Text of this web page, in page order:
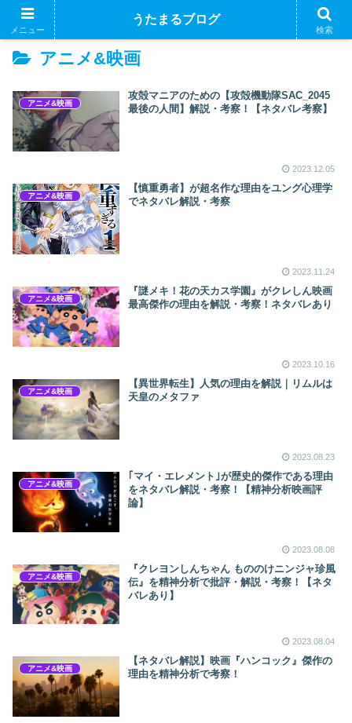
アニメ&映画
アニメ&映画
攻殻マニアのための【攻殻機動隊SAC_2045
最後の人間】解説・考察！【ネタバレ考察】
2023.12.05
アニメ&映画
【慎重勇者】が超名作な理由をユング心理学
でネタバレ解説・考察
2023.11.24
アニメ&映画
『謎メキ！花の天カス学園』がクレしん映画
最高傑作の理由を解説・考察！ネタバレあり
2023.10.16
アニメ&映画
【異世界転生】人気の理由を解説｜リムルは
天皇のメタファ
2023.08.23
アニメ&映画
｢マイ・エレメント｣が歴史的傑作である理由
をネタバレ解説・考察！【精神分析映画評
論】
2023.08.08
アニメ&映画
『クレヨンしんちゃん もののけニンジャ珍風
伝』を精神分析で批評・解説・考察！【ネタ
バレあり】
2023.08.04
アニメ&映画
【ネタバレ解説】映画『ハンコック』傑作の
理由を精神分析で考察！
メニュー
うたまるブログ
検索